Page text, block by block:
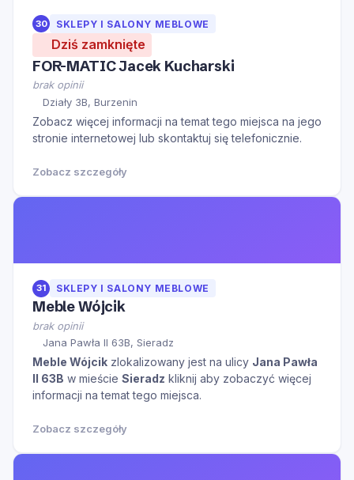
30 SKLEPY I SALONY MEBLOWE
Dziś zamknięte
FOR-MATIC Jacek Kucharski
brak opinii
Działy 3B, Burzenin
Zobacz więcej informacji na temat tego miejsca na jego
stronie internetowej lub skontaktuj się telefonicznie.
Zobacz szczegóły
31 SKLEPY I SALONY MEBLOWE
Meble Wójcik
brak opinii
Jana Pawła II 63B, Sieradz
Meble Wójcik zlokalizowany jest na ulicy Jana Pawła
II 63B w mieście Sieradz kliknij aby zobaczyć więcej
informacji na temat tego miejsca.
Zobacz szczegóły